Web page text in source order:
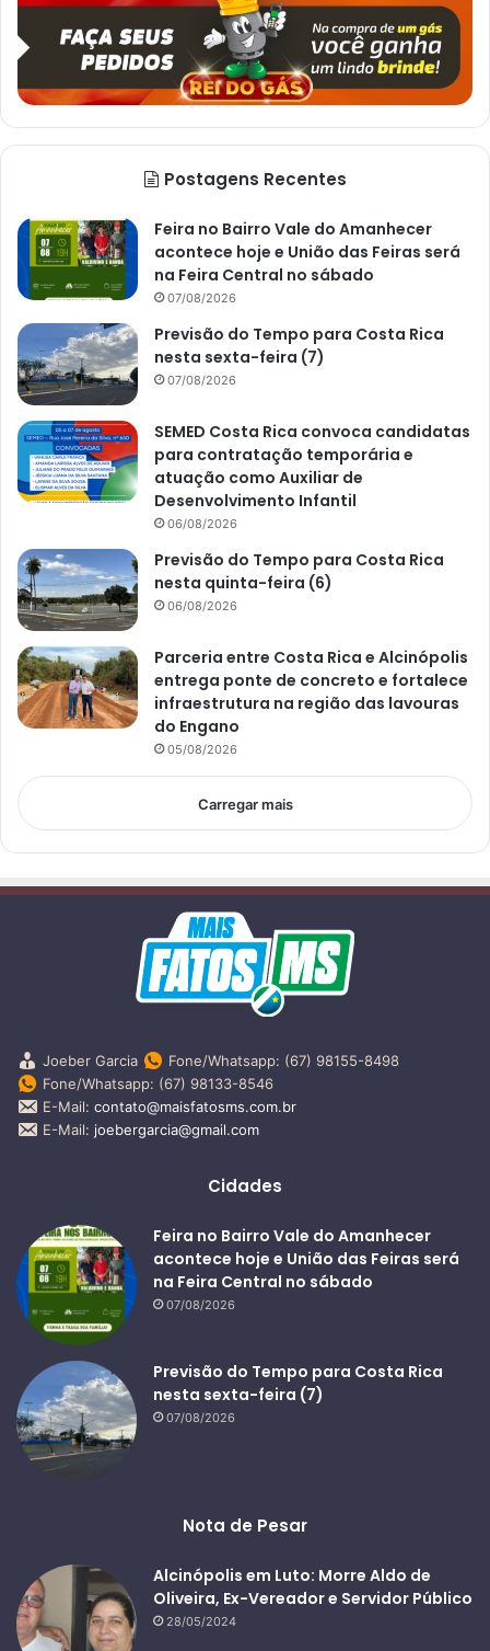
Postagens Recentes
Feira no Bairro Vale do Amanhecer
acontece hoje e União das Feiras será
na Feira Central no sábado
07/08/2026
Previsão do Tempo para Costa Rica
nesta sexta-feira (7)
07/08/2026
SEMED Costa Rica convoca candidatas
para contratação temporária e
atuação como Auxiliar de
Desenvolvimento Infantil
06/08/2026
Previsão do Tempo para Costa Rica
nesta quinta-feira (6)
06/08/2026
Parceria entre Costa Rica e Alcinópolis
entrega ponte de concreto e fortalece
infraestrutura na região das lavouras
do Engano
05/08/2026
Carregar mais
Joeber Garcia
Fone/Whatsapp: (67) 98155-8498
Fone/Whatsapp: (67) 98133-8546
E-Mail: contato@maisfatosms.com.br
E-Mail: joebergarcia@gmail.com
Cidades
Feira no Bairro Vale do Amanhecer
acontece hoje e União das Feiras será
na Feira Central no sábado
07/08/2026
Previsão do Tempo para Costa Rica
nesta sexta-feira (7)
07/08/2026
Nota de Pesar
Alcinópolis em Luto: Morre Aldo de
Oliveira, Ex-Vereador e Servidor Público
28/05/2024